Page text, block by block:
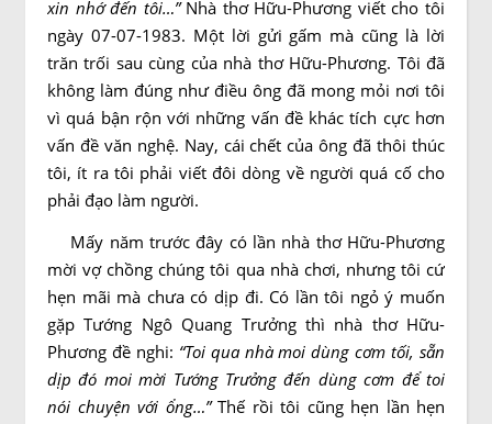
xin nhớ đến tôi…”Nhà thơ Hữu-Phương viết cho tôi
ngày 07-07-1983. Một lời gửi gấm mà cũng là lời
trăn trối sau cùng của nhà thơ Hữu-Phương. Tôi đã
không làm đúng như điều ông đã mong mỏi nơi tôi
vì quá bận rộn với những vấn đề khác tích cực hơn
vấn đề văn nghệ. Nay, cái chết của ông đã thôi thúc
tôi, ít ra tôi phải viết đôi dòng về người quá cố cho
phải đạo làm người.
Mấy năm trước đây có lần nhà thơ Hữu-Phương
mời vợ chồng chúng tôi qua nhà chơi, nhưng tôi cứ
hẹn mãi mà chưa có dịp đi. Có lần tôi ngỏ ý muốn
gặp Tướng Ngô Quang Trưởng thì nhà thơ Hữu-
Phương đề nghi: “Toi qua nhà moi dùng cơm tối, sẵn
dịp đó moi mời Tướng Trưởng đến dùng cơm để toi
nói chuyện với ổng…”Thế rồi tôi cũng hẹn lần hẹn